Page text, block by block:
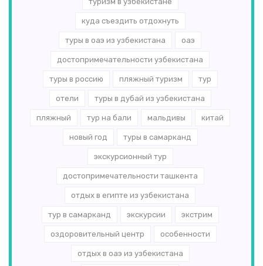
куда съездить отдохнуть
туры в оаэ из узбекистана оаэ
достопримечательности узбекистана
туры в россию пляжный туризм тур
отели туры в дубай из узбекистана
пляжный тур на бали мальдивы китай
новый год туры в самарканд
экскурсионный тур
достопримечательности ташкента
отдых в египте из узбекистана
тур в самарканд экскурсии экстрим
оздоровительный центр особенности
отдых в оаэ из узбекистана